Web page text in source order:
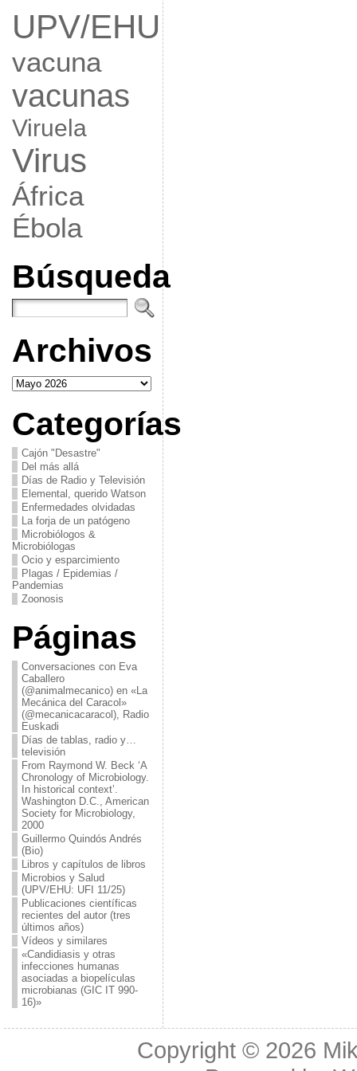
UPV/EHU
vacuna
vacunas
Viruela
Virus
África
Ébola
Búsqueda
Archivos
Archivos
Categorías
Cajón "Desastre"
Del más allá
Días de Radio y Televisión
Elemental, querido Watson
Enfermedades olvidadas
La forja de un patógeno
Microbiólogos &
Microbiólogas
Ocio y esparcimiento
Plagas / Epidemias /
Pandemias
Zoonosis
Páginas
Conversaciones con Eva
Caballero
(@animalmecanico) en «La
Mecánica del Caracol»
(@mecanicacaracol), Radio
Euskadi
Días de tablas, radio y…
televisión
From Raymond W. Beck ‘A
Chronology of Microbiology.
In historical context’.
Washington D.C., American
Society for Microbiology,
2000
Guillermo Quindós Andrés
(Bio)
Libros y capítulos de libros
Microbios y Salud
(UPV/EHU: UFI 11/25)
Publicaciones científicas
recientes del autor (tres
últimos años)
Vídeos y similares
«Candidiasis y otras
infecciones humanas
asociadas a biopelículas
microbianas (GIC IT 990-
16)»
Copyright © 2026